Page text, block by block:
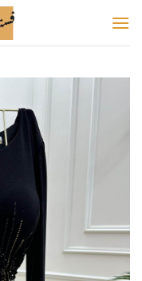
للمحتوى